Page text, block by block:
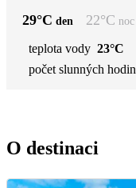
29°C den 22°C noc
teplota vody 23°C
počet slunných hodin
O destinaci